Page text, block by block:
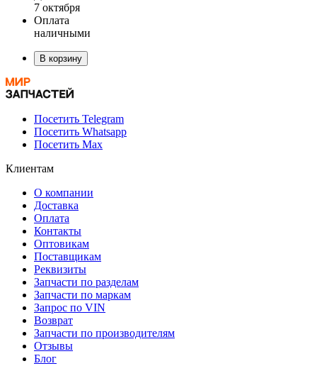
7 октября
Оплата
наличными
В корзину
Посетить Telegram
Посетить Whatsapp
Посетить Max
Клиентам
О компании
Доставка
Оплата
Контакты
Оптовикам
Поставщикам
Реквизиты
Запчасти по разделам
Запчасти по маркам
Запрос по VIN
Возврат
Запчасти по производителям
Отзывы
Блог